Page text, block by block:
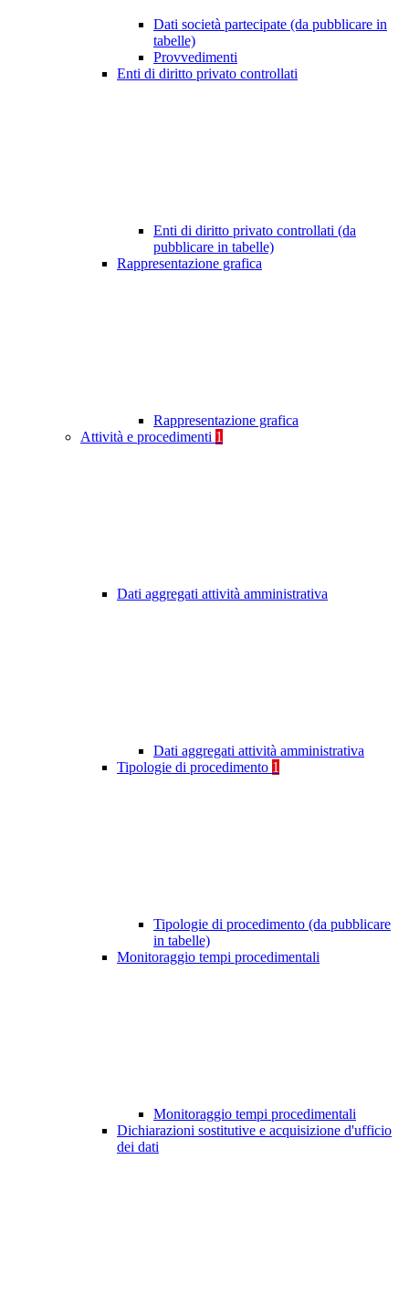
Dati società partecipate (da pubblicare in
tabelle)
Provvedimenti
Enti di diritto privato controllati
Enti di diritto privato controllati (da
pubblicare in tabelle)
Rappresentazione grafica
Rappresentazione grafica
Attività e procedimenti 1
Dati aggregati attività amministrativa
Dati aggregati attività amministrativa
Tipologie di procedimento 1
Tipologie di procedimento (da pubblicare
in tabelle)
Monitoraggio tempi procedimentali
Monitoraggio tempi procedimentali
Dichiarazioni sostitutive e acquisizione d'ufficio
dei dati